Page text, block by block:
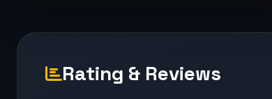
Rating & Reviews